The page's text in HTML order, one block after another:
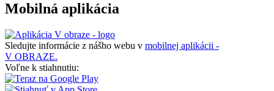
Mobilná aplikácia
Sledujte informácie z nášho webu v mobilnej aplikácii -
V OBRAZE.
Voľne k stiahnutiu: